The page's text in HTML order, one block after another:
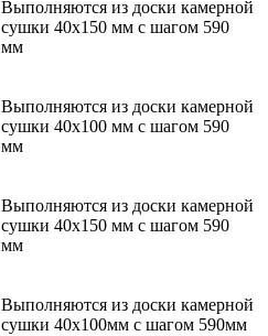
Выполняются из доски камерной
сушки 40х150 мм с шагом 590
мм
Выполняются из доски камерной
сушки 40х100 мм с шагом 590
мм
Выполняются из доски камерной
сушки 40х150 мм с шагом 590
мм
Выполняются из доски камерной
сушки 40х100мм с шагом 590мм